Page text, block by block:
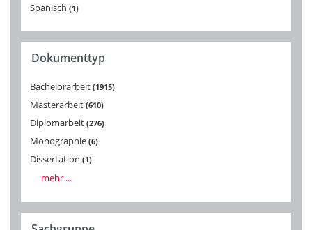
Spanisch 1
Dokumenttyp
Bachelorarbeit 1915
Masterarbeit 610
Diplomarbeit 276
Monographie 6
Dissertation 1
mehr ...